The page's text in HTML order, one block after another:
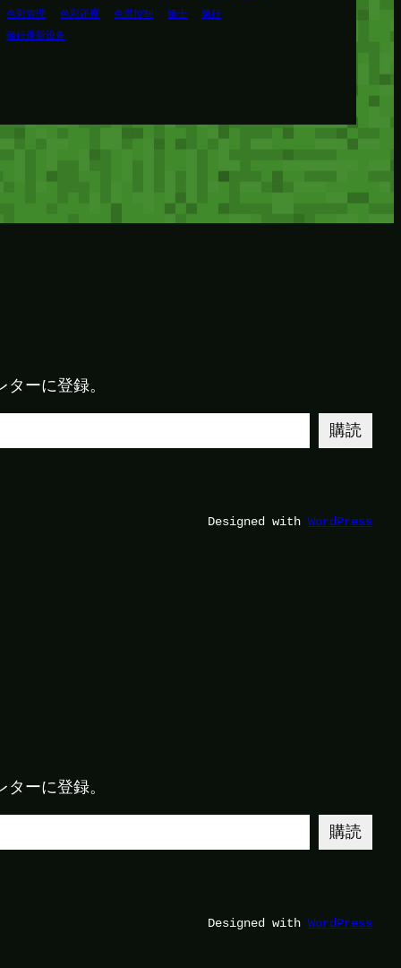
色彩管理
色彩还原 色温控制 骑士
骑行
骑行录影设备
ーに登録。
購読
Designed with WordPress
ーに登録。
購読
Designed with WordPress